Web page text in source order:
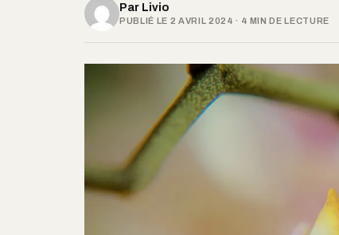
Par Livio
PUBLIÉ LE 2 AVRIL 2024 · 4 MIN DE LECTURE